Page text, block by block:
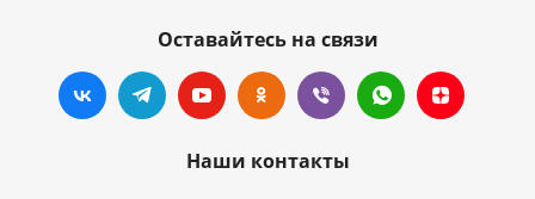
Оставайтесь на связи
Наши контакты